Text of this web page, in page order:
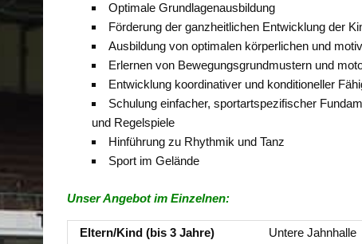
Optimale Grundlagenausbildung
Förderung der ganzheitlichen Entwicklung der
Ausbildung von optimalen körperlichen und
Erlernen von Bewegungsgrundmustern und
Entwicklung koordinativer und konditioneller
Schulung einfacher, sportartspezifischer
und Regelspiele
Hinführung zu Rhythmik und Tanz
Sport im Gelände
Unser Angebot im Einzelnen:
Eltern/Kind (bis 3 Jahre) Untere Jahnhalle